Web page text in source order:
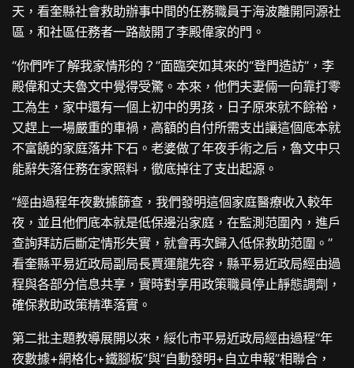
天，看奎縣社會救助辦事中間的任務職員于海波離開同源社
區，和社區任務者一路敲開了李殿偉家的門。
“你們咋了解我家情形的？”面臨突如其來的“登門造訪”，李
殿偉和丈夫魯文中覺得受驚。本來，他們夫妻倆一向靠打零
工為生，家中還有一個上初中的男孩，日子原來就不餘裕，
又趕上一場嚴重的車禍，高額的自付所需支出讓這個底本就
不富饒的家庭落井下石。老婆做了年夜手術之后，魯文中只
能辭失落任務在家照料，徹底掉往了支出起源。
“經由過程年夜數據篩查，我們發明這個家庭醫療收入較年
夜，並且他們底本就是低保邊沿家庭，在監測范圍內，進戶
查詢拜訪后斷定情形失實，就會再次歸入低保救助范圍。”
看奎縣平易近政局副局長賈運龍先容，縣平易近政局經由過
程與各部分信息共享，實時對享用政策職員停止靜態調劑，
確保救助政策精準落實。
第二批主題教導展開以來，綏化市平易近政局經由過程“年
夜數據+網格化+鐵腳板”與“自動發明+自立申報”相聯合，